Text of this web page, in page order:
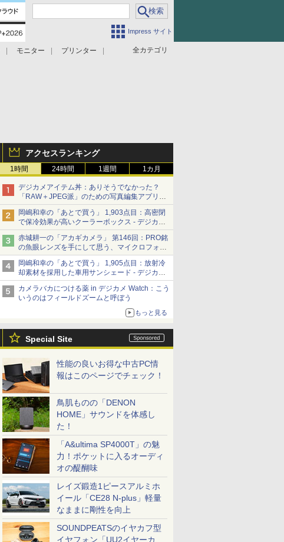
Impress サイト
全カテゴリ
モニター
プリンター
アクセスランキング
1時間 24時間 1週間 1カ月
デジカメアイテム丼：ありそうでなかった？
「RAW＋JPEG派」のための写真編集アプリ
カメラデフォルトのJPEGを大切にする
「Filmator」
岡嶋和幸の「あとで買う」 1,903点目：高密閉
で保冷効果が高いクーラーボックス - デジカメ
Watch
赤城耕一の「アカギカメラ」 第146回：PRO銘
の魚眼レンズを手にして思う、マイクロフォー
サーズへの期待と可能性
岡嶋和幸の「あとで買う」 1,905点目：放射冷
却素材を採用した車用サンシェード - デジカメ
Watch
カメラバカにつける薬 in デジカメ Watch：こう
いうのはフィールドズームと呼ぼう
もっと見る
Special Site
性能の良いお得な中古PC情
報はこのページでチェック！
鳥肌ものの「DENON
HOME」サウンドを体感し
た！
「A&ultima SP4000T」の魅
力！ポケットに入るオーディ
オの醍醐味
レイズ鍛造1ピースアルミホ
イール「CE28 N-plus」軽量
なままに剛性を向上
SOUNDPEATSのイヤカフ型
イヤフォン「UU2イヤーカ